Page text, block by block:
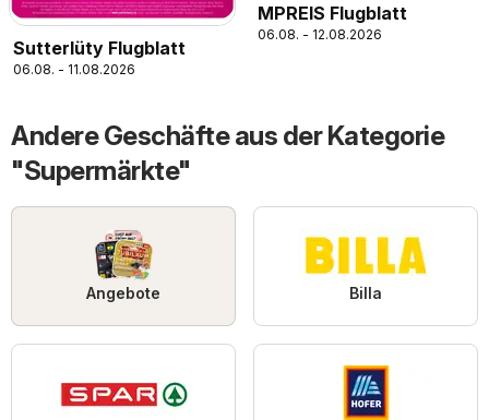
Sutterlüty Flugblatt
06.08. - 11.08.2026
MPREIS Flugblatt
06.08. - 12.08.2026
Andere Geschäfte aus der Kategorie
"Supermärkte"
Angebote Billa